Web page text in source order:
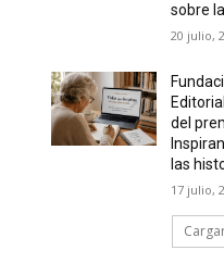
sobre
20 julio,
del
las
17 julio,